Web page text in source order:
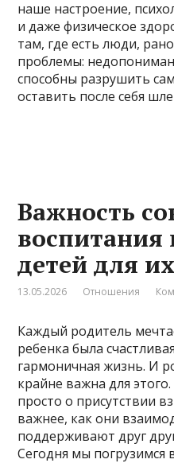
наше настроение,
и даже физическое
там, где есть люди,
проблемы:
способны разрушить
оставить после себя
Важность
детей для
13.05.2026 Отношения
Каждый родитель
ребенка была
гармоничная жизнь. И
крайне важна для
просто о присутствии
важнее, как они
поддерживают друг
Сегодня мы погрузимся